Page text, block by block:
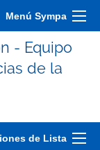
Menú Sympa
- Equipo
de la
de Lista